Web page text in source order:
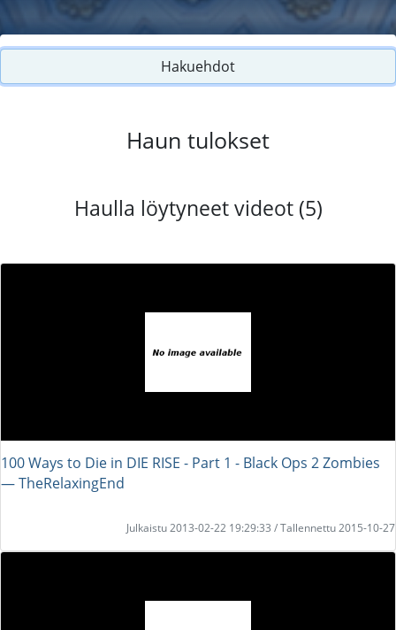
Hakuehdot
Haun tulokset
Haulla löytyneet videot (5)
100 Ways to Die in DIE RISE - Part 1 - Black Ops 2 Zombies
― TheRelaxingEnd
Julkaistu 2013-02-22 19:29:33 / Tallennettu 2015-10-27